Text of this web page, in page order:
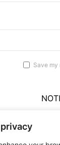
Save my